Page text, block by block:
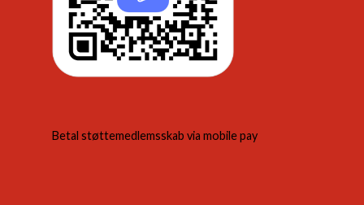
Betal støttemedlemsskab via mobile pay